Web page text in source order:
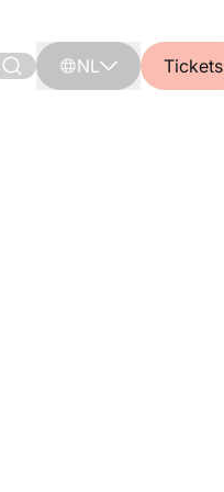
NL Tickets